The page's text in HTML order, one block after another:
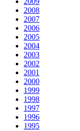
2008
2007
2006
2005
2004
2003
2002
2001
2000
1999
1998
1997
1996
1995